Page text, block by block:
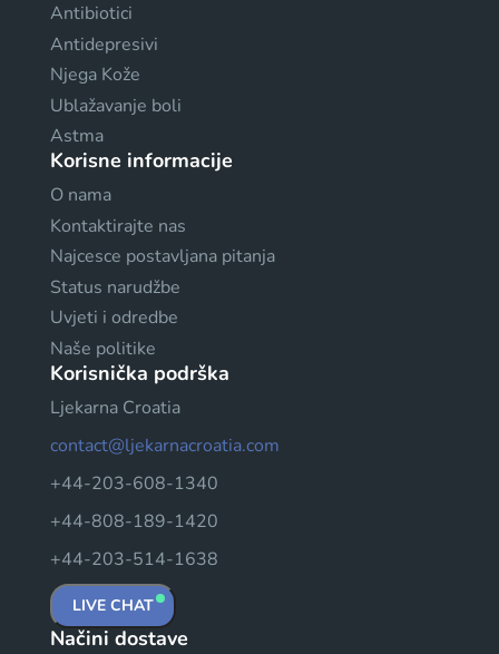
Antibiotici
Antidepresivi
Njega Kože
Ublažavanje boli
Astma
Korisne informacije
O nama
Kontaktirajte nas
Najcesce postavljana pitanja
Status narudžbe
Uvjeti i odredbe
Naše politike
Korisnička podrška
Ljekarna Croatia
contact@ljekarnacroatia.com
+44-203-608-1340
+44-808-189-1420
+44-203-514-1638
LIVE CHAT
Načini dostave